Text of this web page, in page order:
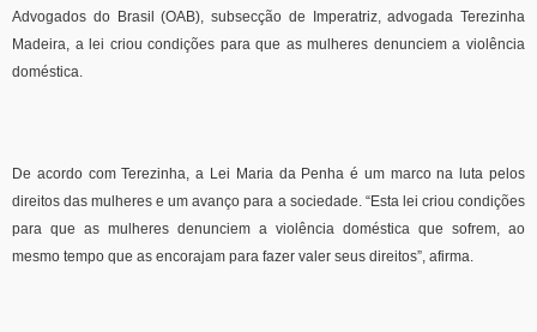
Advogados do Brasil (OAB), subsecção de Imperatriz, advogada Terezinha
Madeira, a lei criou condições para que as mulheres denunciem a violência
doméstica.
De acordo com Terezinha, a Lei Maria da Penha é um marco na luta pelos
direitos das mulheres e um avanço para a sociedade. “Esta lei criou condições
para que as mulheres denunciem a violência doméstica que sofrem, ao
mesmo tempo que as encorajam para fazer valer seus direitos”, afirma.